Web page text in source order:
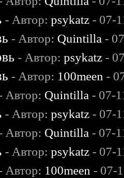
- Автор:psykatz - 07-
- Автор: Quintilla -
- Автор:psykatz -
- Автор: 100meen -
Автор: Quintilla - 07-
- Автор:psykatz - 07-
Автор: Quintilla - 07-
- Автор:psykatz - 07-
Автор: 100meen - 07-